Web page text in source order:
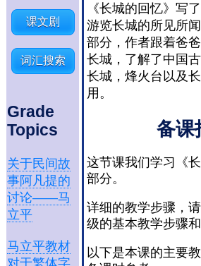
课文剧
词汇搜索
Grade
Topics
关于民间故
事阿凡提的
讨论——马
立平
马立平教材
《长城的回忆》写
游览长城的所见所
部分，作者跟着爸
长城，了解了中国
长城，烽火台以及
用。
备课
这节课我们学习《
部分。
详细的教学步骤，
级的基本教学步骤和
以下是本课的主要